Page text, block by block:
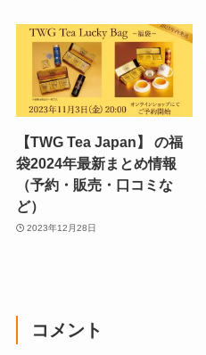
【TWG Tea Japan】 の福
袋2024年最新まとめ情報
（予約・販売・口コミな
ど）
2023年12月28日
コメント